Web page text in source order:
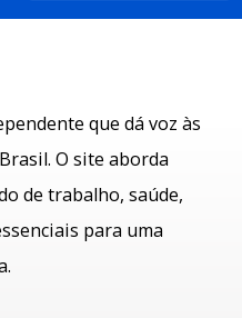
que dá voz às
O site aborda
de trabalho, saúde,
para uma